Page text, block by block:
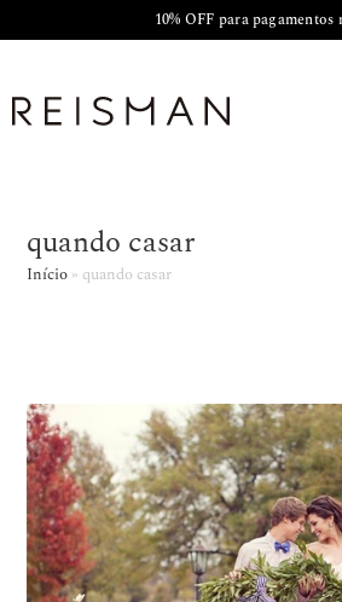
10% OFF para
quando casar
Início » quando casar